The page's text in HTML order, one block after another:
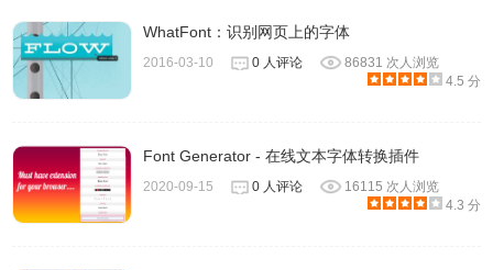
WhatFont：识别网页上的字体
2016-03-10 0 人评论
86831 次人浏览
4.5 分
Font Generator - 在线文本字体转换插件
2020-09-15 0 人评论
16115 次人浏览
4.3 分